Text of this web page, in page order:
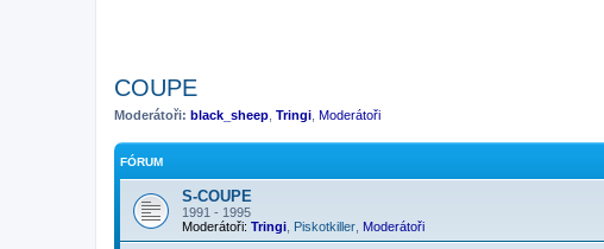
COUPE
Moderátoři: black_sheep Tringi Moderátoři
FÓRUM
S-COUPE
1991 - 1995
Moderátoři: Tringi Piskotkiller Moderátoři